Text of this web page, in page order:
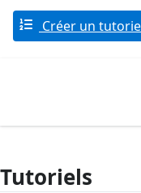
Créer un
Tutoriels